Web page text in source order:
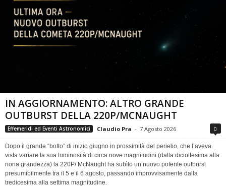
IN AGGIORNAMENTO: ALTRO GRANDE
OUTBURST DELLA 220P/MCNAUGHT
Effemeridi ed Eventi Astronomici Claudio Pra - 7 Agosto 2026 0
Dopo il grande “botto” di inizio giugno in prossimità del perielio, che l’aveva
vista variare la sua luminosità di circa nove magnitudini (dalla diciottesima alla
nona grandezza) la 220P/ McNaught ha subìto un nuovo potente outburst
presumibilmente tra il 5 e il 6 agosto, passando improvvisamente dalla
tredicesima alla settima magnitudine.